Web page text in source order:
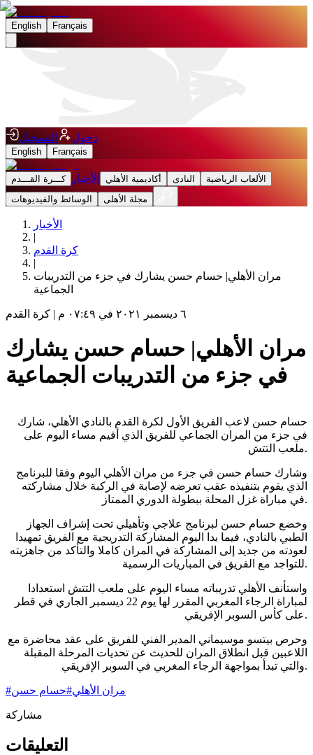
English Français
دخول التسجيل
English Français
كـــرة القـــدم الأخبار أكاديمية الأهلي النادى
الألعاب الرياضية
الوسائط والفيديوهات
مجلة الأهلى
الأخبار
|
كرة القدم
|
مران الأهلي| حسام حسن يشارك في جزء من التدريبات
الجماعية
٦ ديسمبر ٢٠٢١ في ٠٧:٤٩ م | كرة القدم
مران الأهلي| حسام حسن يشارك
في جزء من التدريبات الجماعية
حسام حسن لاعب الفريق الأول لكرة القدم بالنادي الأهلي، شارك
في جزء من المران الجماعي للفريق الذي أقيم مساء اليوم على
ملعب التتش.
وشارك حسام حسن في جزء من مران الأهلي اليوم وفقا للبرنامج
الذي يقوم بتنفيذه عقب تعرضه لإصابة في الركبة خلال مشاركته
في مباراة غزل المحلة ببطولة الدوري الممتاز.
وخضع حسام حسن لبرنامج علاجي وتأهيلي تحت إشراف الجهاز
الطبي بالنادي، فيما بدا اليوم المشاركة التدريجية مع الفريق تمهيدا
لعودته من جديد إلى المشاركة في المران كاملا والتأكد من جاهزيته
للتواجد مع الفريق في المباريات الرسمية.
واستأنف الأهلي تدريباته مساء اليوم على ملعب التتش استعدادا
لمباراة الرجاء المغربي المقرر لها يوم 22 ديسمبر الجاري في قطر
على كأس السوبر الإفريقي.
وحرص بيتسو موسيماني المدير الفني للفريق على عقد محاضرة مع
اللاعبين قبل انطلاق المران للحديث عن تحديات المرحلة المقبلة
والتي تبدأ بمواجهة الرجاء المغربي في السوبر الإفريقي.
# مران الأهلي#حسام حسن
مشاركة
التعليقات